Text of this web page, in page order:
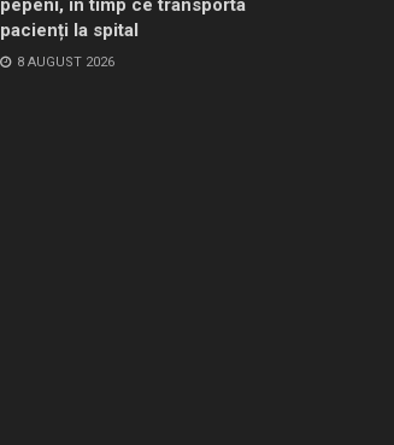
pepeni, în timp ce transporta
pacienți la spital
8 AUGUST 2026